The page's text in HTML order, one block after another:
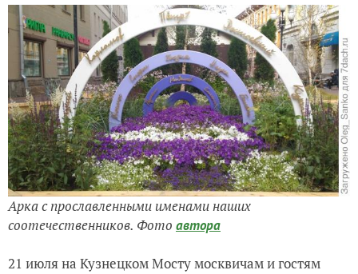
Арка с прославленными именами наших
соотечественников. Фото автора
21 июля на Кузнецком Мосту москвичам и гостям